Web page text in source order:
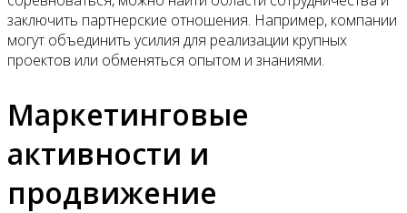
заключить партнерские отношения. Например, компании
могут объединить усилия для реализации крупных
проектов или обменяться опытом и знаниями.
Маркетинговые
активности и
продвижение